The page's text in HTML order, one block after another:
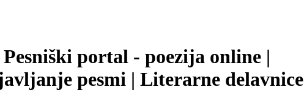
Pesniški portal - poezija online |
pesmi | Literarne delavnice